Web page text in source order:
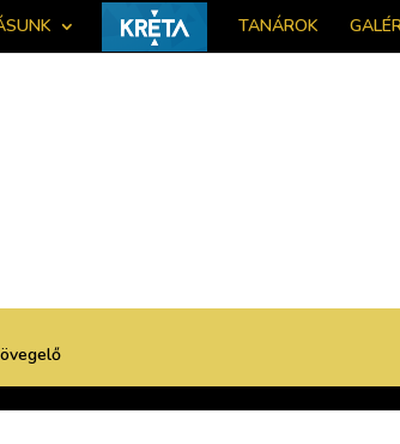
TANÁROK